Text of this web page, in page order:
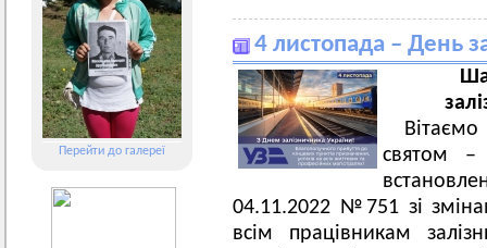
Перейти до галереї
4 листопада – День
святом –
04.11.2022 №751 зі
всім працівникам